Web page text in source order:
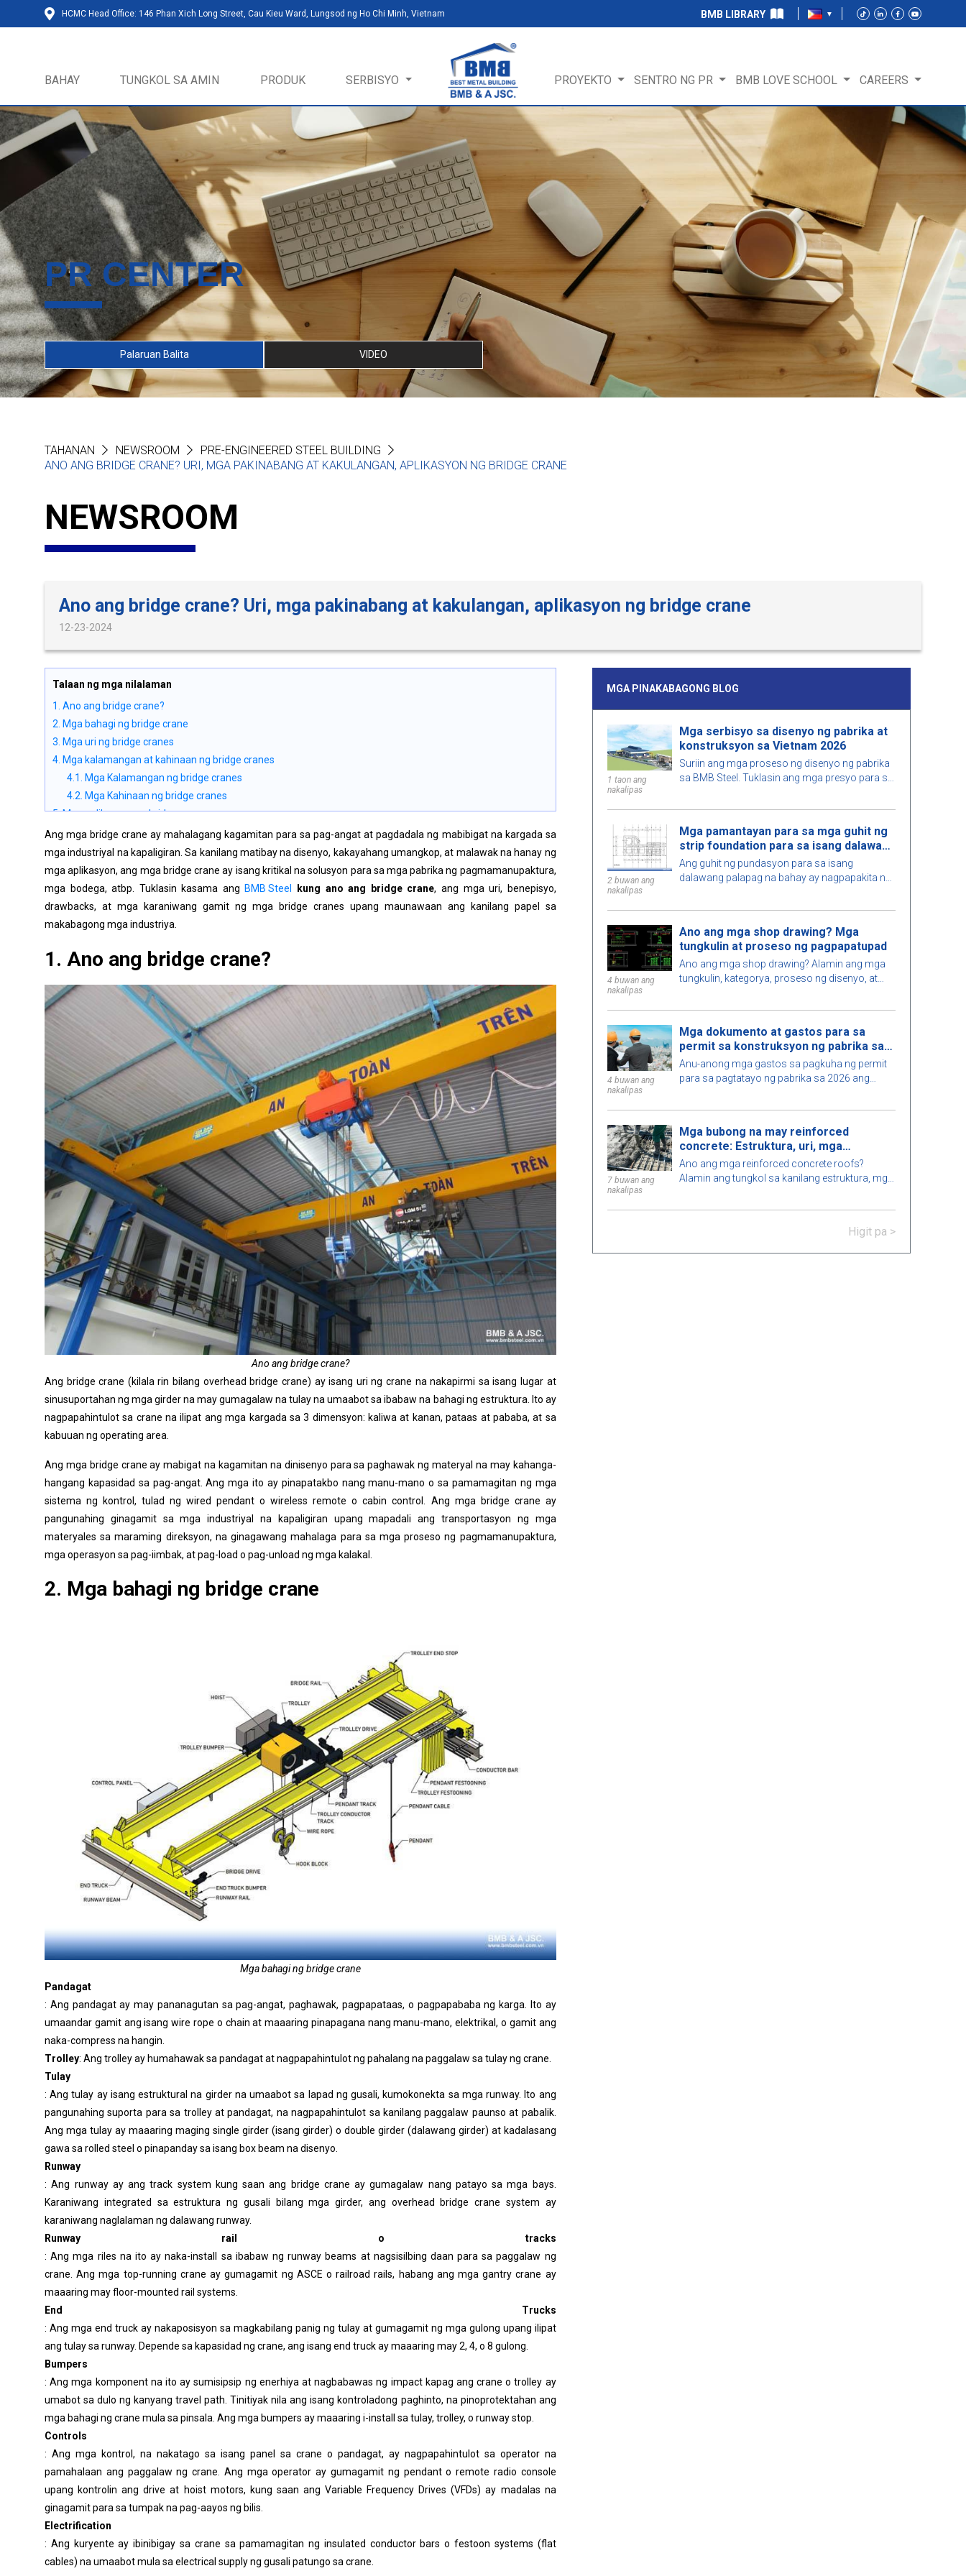
HCMC Head Office: 146 Phan Xich Long Street, Cau Kieu Ward, Lungsod ng Ho Chi Minh, Vietnam BMB LIBRARY
BAHAY TUNGKOL SA AMIN PRODUK SERBISYO PROYEKTO SENTRO NG PR BMB LOVE SCHOOL CAREERS
PR CENTER
Palaruan Balita VIDEO
TAHANAN NEWSROOM
PRE-ENGINEERED STEEL BUILDING
ANO ANG BRIDGE CRANE? URI, MGA PAKINABANG AT KAKULANGAN, APLIKASYON NG BRIDGE CRANE
NEWSROOM
Ano ang bridge crane? Uri, mga pakinabang at kakulangan, aplikasyon ng bridge crane
12-23-2024
Talaan ng mga nilalaman
1. Ano ang bridge crane?
2. Mga bahagi ng bridge crane
3. Mga uri ng bridge cranes
4. Mga kalamangan at kahinaan ng bridge cranes
4.1. Mga Kalamangan ng bridge cranes
4.2. Mga Kahinaan ng bridge cranes
5. Mga aplikasyon ng bridge cranes
Ang mga bridge crane ay mahalagang kagamitan para sa pag-angat at pagdadala ng mabibigat na kargada sa
mga industriyal na kapaligiran. Sa kanilang matibay na disenyo, kakayahang umangkop, at malawak na hanay ng
mga aplikasyon, ang mga bridge crane ay isang kritikal na solusyon para sa mga pabrika ng pagmamanupaktura,
mga bodega, atbp. Tuklasin kasama ang BMB Steel kung ano ang bridge crane, ang mga uri, benepisyo,
drawbacks, at mga karaniwang gamit ng mga bridge cranes upang maunawaan ang kanilang papel sa
makabagong mga industriya.
1. Ano ang bridge crane?
Ano ang bridge crane?
Ang bridge crane (kilala rin bilang overhead bridge crane) ay isang uri ng crane na nakapirmi sa isang lugar at
sinusuportahan ng mga girder na may gumagalaw na tulay na umaabot sa ibabaw na bahagi ng estruktura. Ito ay
nagpapahintulot sa crane na ilipat ang mga kargada sa 3 dimensyon: kaliwa at kanan, pataas at pababa, at sa
kabuuan ng operating area.
Ang mga bridge crane ay mabigat na kagamitan na dinisenyo para sa paghawak ng materyal na may kahanga-
hangang kapasidad sa pag-angat. Ang mga ito ay pinapatakbo nang manu-mano o sa pamamagitan ng mga
sistema ng kontrol, tulad ng wired pendant o wireless remote ocabin control . Ang mga bridge crane ay
pangunahing ginagamit sa mga industriyal na kapaligiran upang mapadali ang transportasyon ng mga
materyales sa maraming direksyon, na ginagawang mahalaga para sa mga proseso ng pagmamanupaktura,
mga operasyon sa pag-iimbak, at pag-load o pag-unload ng mga kalakal.
2. Mga bahagi ng bridge crane
Mga bahagi ng bridge crane
Pandagat
: Ang pandagat ay may pananagutan sa pag-angat, paghawak, pagpapataas, o pagpapababa ng karga. Ito ay
umaandar gamit ang isang wire rope o chain at maaaring pinapagana nang manu-mano, elektrikal, o gamit ang
naka-compress na hangin.
Trolley: Ang trolley ay humahawak sa pandagat at nagpapahintulot ng pahalang na paggalaw sa tulay ng crane.
Tulay
: Ang tulay ay isang estruktural na girder na umaabot sa lapad ng gusali, kumokonekta sa mga runway. Ito ang
pangunahing suporta para sa trolley at pandagat, na nagpapahintulot sa kanilang paggalaw paunso at pabalik.
Ang mga tulay ay maaaring maging single girder (isang girder) o double girder (dalawang girder) at kadalasang
gawa sa rolled steel o pinapanday sa isang box beam na disenyo.
Runway
: Ang runway ay ang track system kung saan ang bridge crane ay gumagalaw nang patayo sa mga bays.
Karaniwang integrated sa estruktura ng gusali bilang mga girder, ang overhead bridge crane system ay
karaniwang naglalaman ng dalawang runway.
Runway rail o tracks
: Ang mga riles na ito ay naka-install sa ibabaw ng runway beams at nagsisilbing daan para sa paggalaw ng
crane. Ang mga top-running crane ay gumagamit ng ASCE o railroad rails, habang ang mga gantry crane ay
maaaring may floor-mounted rail systems.
End Trucks
: Ang mga end truck ay nakaposisyon sa magkabilang panig ng tulay at gumagamit ng mga gulong upang ilipat
ang tulay sa runway. Depende sa kapasidad ng crane, ang isang end truck ay maaaring may 2, 4, o 8 gulong.
Bumpers
: Ang mga komponent na ito ay sumisipsip ng enerhiya at nagbabawas ng impact kapag ang crane o trolley ay
umabot sa dulo ng kanyang travel path. Tinitiyak nila ang isang kontroladong paghinto, na pinoprotektahan ang
mga bahagi ng crane mula sa pinsala. Ang mga bumpers ay maaaring i-install sa tulay, trolley, o runway stop.
Controls
: Ang mga kontrol, na nakatago sa isang panel sa crane o pandagat, ay nagpapahintulot sa operator na
pamahalaan ang paggalaw ng crane. Ang mga operator ay gumagamit ng pendant o remote radio console
upang kontrolin ang drive at hoist motors, kung saan ang Variable Frequency Drives (VFDs) ay madalas na
ginagamit para sa tumpak na pag-aayos ng bilis.
Electrification
: Ang kuryente ay ibinibigay sa crane sa pamamagitan ng insulated conductor bars o festoon systems (flat
cables) na umaabot mula sa electrical supply ng gusali patungo sa crane.
MGA PINAKABAGONG BLOG
1 taon ang
nakalipas
Mga serbisyo sa disenyo ng pabrika at
konstruksyon sa Vietnam 2026
Suriin ang mga proseso ng disenyo ng pabrika
sa BMB Steel. Tuklasin ang mga presyo para sa
kalidad ng konstruksyon.
2 buwan ang
nakalipas
Mga pamantayan para sa mga guhit ng
strip foundation para sa isang dalawang
palapag na bahay
Ang guhit ng pundasyon para sa isang
dalawang palapag na bahay ay nagpapakita ng
4 buwan ang
nakalipas
Ano ang mga shop drawing? Mga
tungkulin at proseso ng pagpapatupad
Ano ang mga shop drawing? Alamin ang mga
tungkulin, kategorya, proseso ng disenyo, at
4 buwan ang
nakalipas
Mga dokumento at gastos para sa
permit sa konstruksyon ng pabrika sa
2026
Anu-anong mga gastos sa pagkuha ng permit
para sa pagtatayo ng pabrika sa 2026 ang
7 buwan ang
nakalipas
Mga bubong na may reinforced
concrete: Estruktura, uri, mga
kalamangan at kahinaan
Ano ang mga reinforced concrete roofs?
Alamin ang tungkol sa kanilang estruktura, mga
Higit pa >